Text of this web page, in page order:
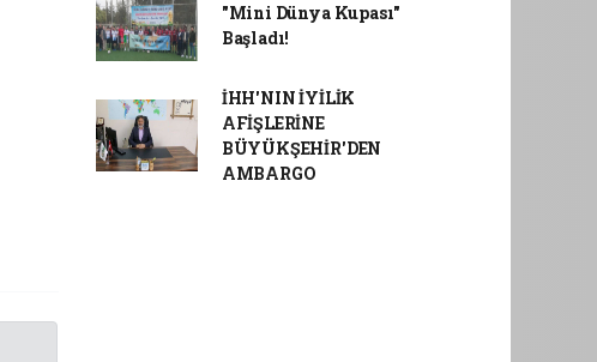
"Mini Dünya Kupası"
Başladı!
İHH'NIN İYİLİK
AFİŞLERİNE
BÜYÜKŞEHİR'DEN
AMBARGO